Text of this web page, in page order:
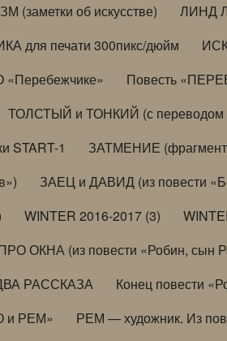
(заметки об искусстве)
ЛИНД
для печати 300пикс/дюйм
«Перебежчике»
Повесть
ТОЛСТЫЙ и ТОНКИЙ (с переводом
START-1
ЗАТМЕНИЕ (фрагмент
ЗАЕЦ и ДАВИД (из повести
WINTER 2016-2017 (3)
ОКНА (из повести «Робин, сын
РАССКАЗА Конец повести
и РЕМ»
РЕМ — художник. Из